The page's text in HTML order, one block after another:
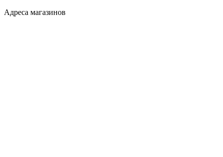
Адреса магазинов